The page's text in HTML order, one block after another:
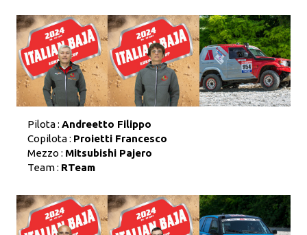
Pilota : Andreetto Filippo
Copilota : Proietti Francesco
Mezzo : Mitsubishi Pajero
Team : RTeam